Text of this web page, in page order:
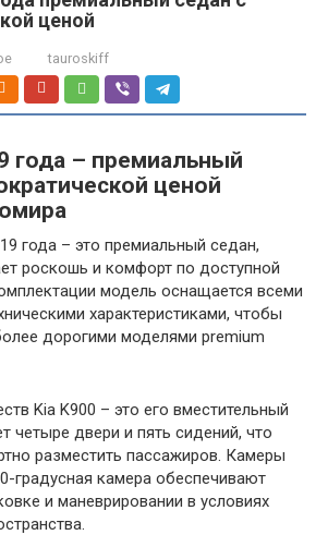
ценой
tauroskiff
года – премиальный
ценой
года – это премиальный седан,
роскошь и комфорт по доступной
модель оснащается всеми
характеристиками, чтобы
дорогими моделями premium
Kia K900 – это его вместительный
четыре двери и пять сидений, что
разместить пассажиров. Камеры
градусная камера обеспечивают
и маневрировании в условиях